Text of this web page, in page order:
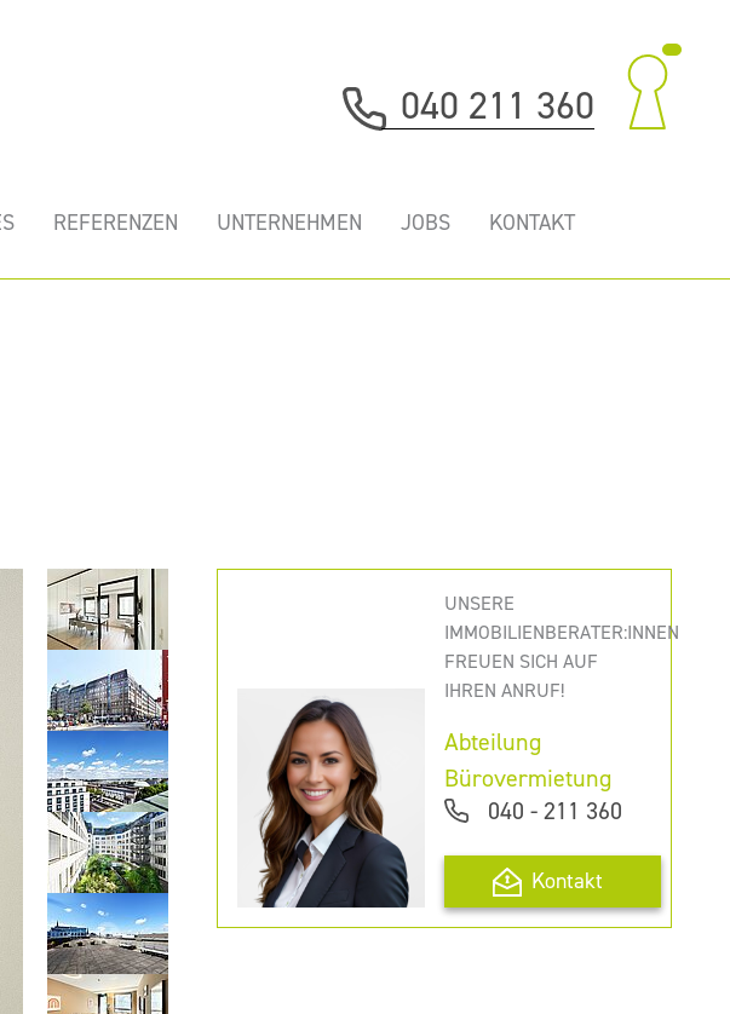
040 211 360
REFERENZEN UNTERNEHMEN JOBS KONTAKT
UNSERE
IMMOBILIENBERATER:INNEN
FREUEN SICH AUF
IHREN ANRUF!
Abteilung
Bürovermietung
040 - 211 360
Kontakt